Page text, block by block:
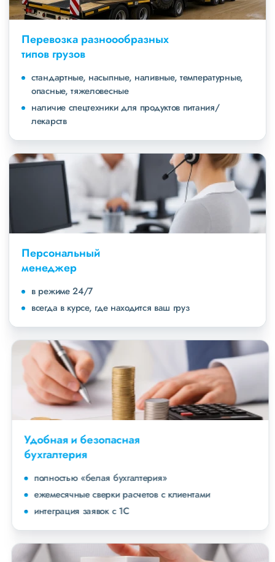
Перевозка разноообразных
типов грузов
стандартные, насыпные, наливные, температурные,
опасные, тяжеловесные
наличие спецтехники для продуктов питания/
лекарств
Персональный
менеджер
в режиме 24/7
всегда в курсе, где находится ваш груз
Удобная и безопасная
бухгалтерия
полностью «белая бухгалтерия»
ежемесячные сверки расчетов с клиентами
интеграция заявок с 1С